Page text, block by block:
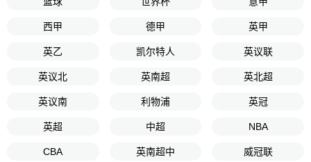
西甲 德甲 英甲
英乙 凯尔特人 英议联
英议北 英南超 英北超
英议南 利物浦 英冠
英超 中超 NBA
CBA 英南超中 威冠联